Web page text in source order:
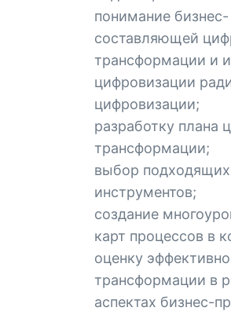
понимание бизнес-
составляющей
трансформации и
цифровизации
цифровизации;
разработку плана
трансформации;
выбор подходящих
инструментов;
создание
карт процессов в
оценку
трансформации в
аспектах бизнес-